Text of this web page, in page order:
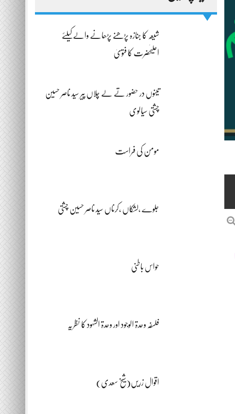
شیعہ کا جنازہ پڑھنے پڑھانے والےکیلئے
اعلیٰحضرت کا فتویٰ
تینوں در حضور تے لے چلاں پیر سید ناصر حسین
چشتی سیالوی
مومن کی فراست
جلوے ،لشکاں ،کرناں سید ناصر حسین چشتی
حواس باطنی
فلسفہ وحدۃ الوجود اور وحدۃ الشہود کا نظریہ
اقوال زریں(شیخ سعدی)